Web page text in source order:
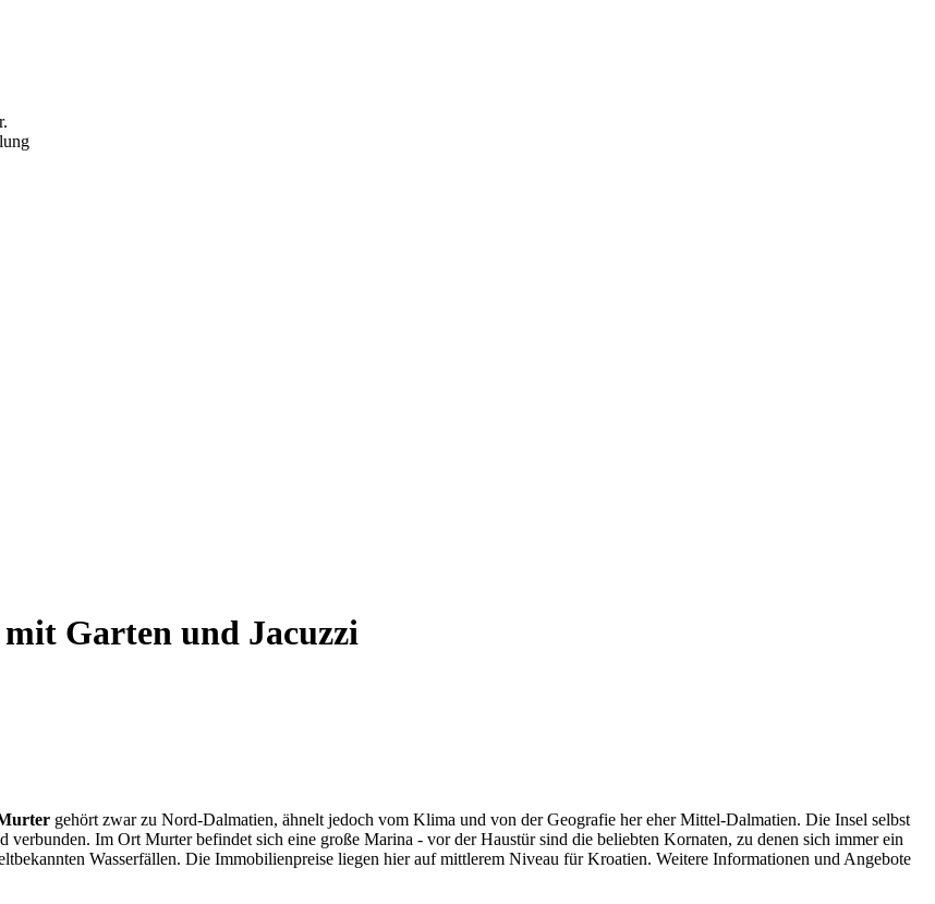
Garten und Jacuzzi
gehört zwar zu Nord-Dalmatien, ähnelt jedoch vom Klima und von der Geografie her eher Mittel-Dalmatien. Die Insel selbst
Im Ort Murter befindet sich eine große Marina - vor der Haustür sind die beliebten Kornaten, zu denen sich immer ein
Wasserfällen. Die Immobilienpreise liegen hier auf mittlerem Niveau für Kroatien. Weitere Informationen und Angebote